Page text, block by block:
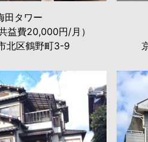
田タワー
益費20,000円/月）
北区鶴野町3-9